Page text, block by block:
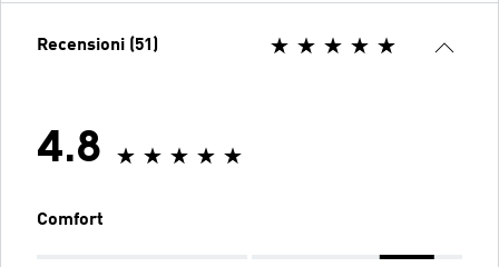
Recensioni (51)
4.8
Comfort